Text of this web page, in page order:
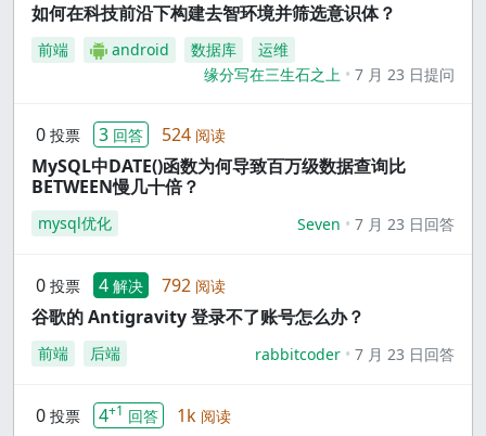
如何在科技前沿下构建去智环境并筛选意识体？
前端 android 数据库
运维
缘分写在三生石之上
7 月 23 日提问
0 投票 3 回答 524 阅读
MySQL中DATE()函数为何导致百万级数据查询比
BETWEEN慢几十倍？
mysql优化 Seven 7 月 23 日回答
0 投票 4 解决 792 阅读
谷歌的 Antigravity 登录不了账号怎么办？
前端 后端 rabbitcoder 7 月 23 日回答
0 投票 4+1 回答 1k 阅读